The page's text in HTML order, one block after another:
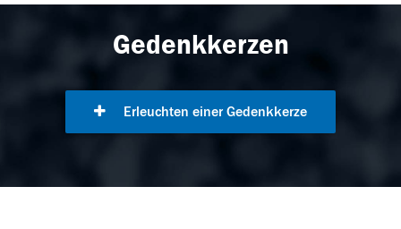
Gedenkkerzen
Erleuchten einer Gedenkkerze